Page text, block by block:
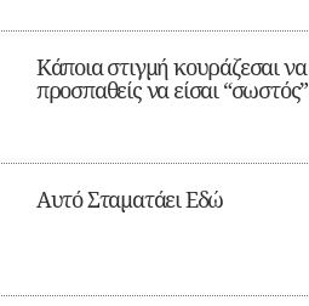
Κάποια στιγμή κουράζεσαι να
προσπαθείς να είσαι “σωστός”
Αυτό Σταματάει Εδώ